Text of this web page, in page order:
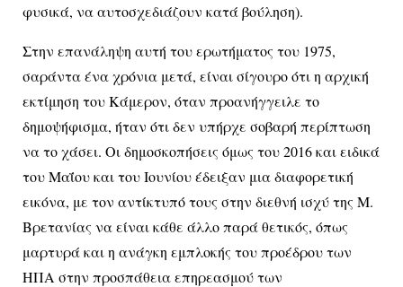
φυσικά, να αυτοσχεδιάζουν κατά βούληση).
Στην επανάληψη αυτή του ερωτήματος του 1975,
σαράντα ένα χρόνια μετά, είναι σίγουρο ότι η αρχική
εκτίμηση του Κάμερον, όταν προανήγγειλε το
δημοψήφισμα, ήταν ότι δεν υπήρχε σοβαρή περίπτωση
να το χάσει. Οι δημοσκοπήσεις όμως του 2016 και ειδικά
του Μαΐου και του Ιουνίου έδειξαν μια διαφορετική
εικόνα, με τον αντίκτυπό τους στην διεθνή ισχύ της Μ.
Βρετανίας να είναι κάθε άλλο παρά θετικός, όπως
μαρτυρά και η ανάγκη εμπλοκής του προέδρου των
ΗΠΑ στην προσπάθεια επηρεασμού των